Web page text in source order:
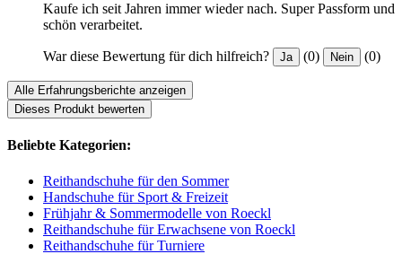
Kaufe ich seit Jahren immer wieder nach. Super Passform und
schön verarbeitet.
War diese Bewertung für dich hilfreich? Ja (0) Nein (0)
Alle Erfahrungsberichte anzeigen
Dieses Produkt bewerten
Beliebte Kategorien:
Reithandschuhe für den Sommer
Handschuhe für Sport & Freizeit
Frühjahr & Sommermodelle von Roeckl
Reithandschuhe für Erwachsene von Roeckl
Reithandschuhe für Turniere